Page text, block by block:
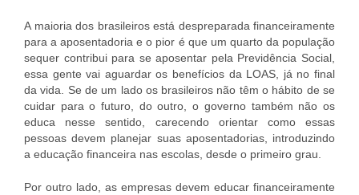
A maioria dos brasileiros está despreparada financeiramente
para a aposentadoria e o pior é que um quarto da população
sequer contribui para se aposentar pela Previdência Social,
essa gente vai aguardar os benefícios da LOAS, já no final
da vida. Se de um lado os brasileiros não têm o hábito de se
cuidar para o futuro, do outro, o governo também não os
educa nesse sentido, carecendo orientar como essas
pessoas devem planejar suas aposentadorias, introduzindo
a educação financeira nas escolas, desde o primeiro grau.
Por outro lado, as empresas devem educar financeiramente